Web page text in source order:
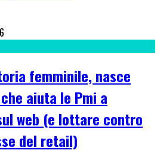
femminile, nasce
aiuta le Pmi a
web (e lottare contro
del retail)